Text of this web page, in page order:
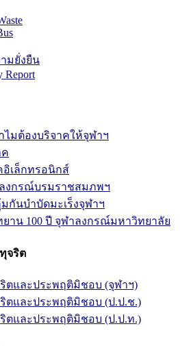
มยั่งยืน
Report
ไมต้องบริจาคให้จุฬาฯ
ค
อิเล็กทรอนิกส์
งกรณ์บรมราชสมภพฯ
กันบำบัดมะเร็งจุฬาฯ
ยาน 100 ปี จุฬาลงกรณ์มหาวิทยาลัย
จริต
ริตและประพฤติมิชอบ (จุฬาฯ)
ริตและประพฤติมิชอบ (ป.ป.ช.)
ริตและประพฤติมิชอบ (ป.ป.ท.)